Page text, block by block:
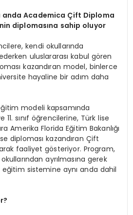
anda Academica Çift Diploma
diplomasına sahip oluyor
kendi okullarında
uluslararası kabul gören
kazandıran model, binlerce
hayaline bir adım daha
modeli kapsamında
11. sınıf öğrencilerine, Türk lise
Amerika Florida Eğitim Bakanlığı
diploması kazandıran Çift
faaliyet gösteriyor. Program,
ayrılmasına gerek
sistemine aynı anda dahil